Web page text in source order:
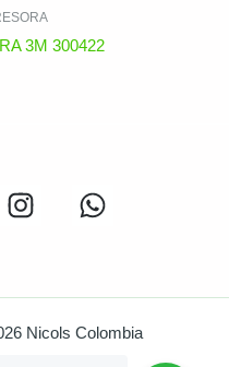
3M 300422
Nicols Colombia